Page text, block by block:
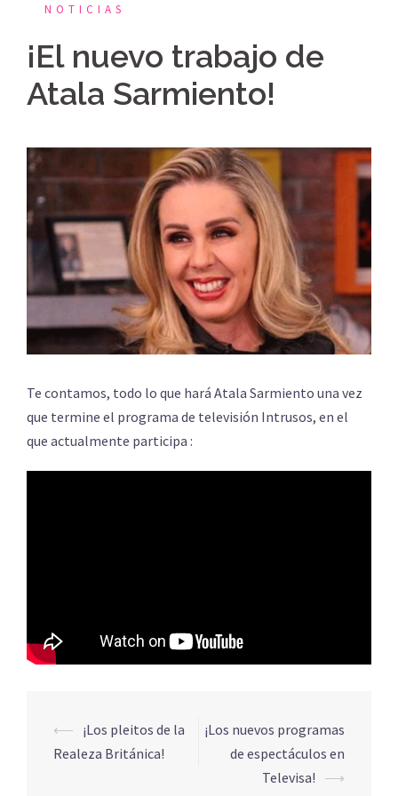
NOTICIAS
¡El nuevo trabajo de
Atala Sarmiento!
Te contamos, todo lo que hará Atala Sarmiento una vez
que termine el programa de televisión Intrusos, en el
que actualmente participa :
Navegación
de
⟵ ¡Los pleitos de la
Realeza Británica!
¡Los nuevos programas
de espectáculos en
Televisa! ⟶